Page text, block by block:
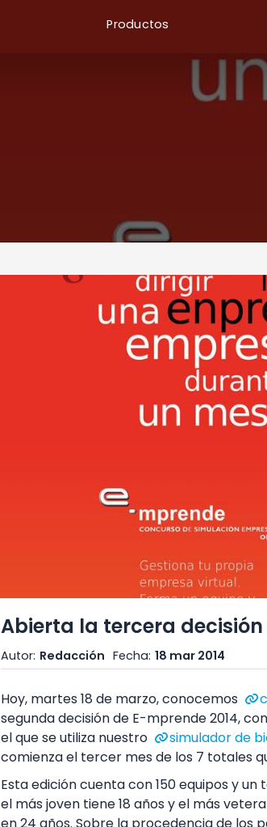
Productos
Abierta la tercera decisión
Autor: Redacción Fecha: 18 mar 2014
Hoy, martes 18 de marzo, conocemos
segunda decisión de E-mprende 2014,
el que se utiliza nuestro
simulador de
comienza el tercer mes de los 7 totales
Esta edición cuenta con 150 equipos y
el más joven tiene 18 años y el más